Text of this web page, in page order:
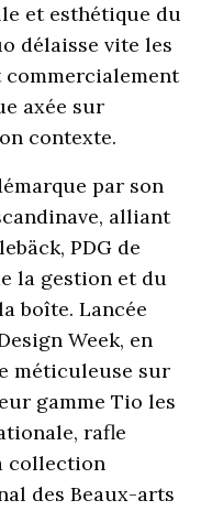
et esthétique du
délaisse vite les
commercialement
axée sur
contexte.
par son
alliant
PDG de
la gestion et du
boîte. Lancée
Week, en
méticuleuse sur
gamme Tio les
rafle
collection
des Beaux-arts